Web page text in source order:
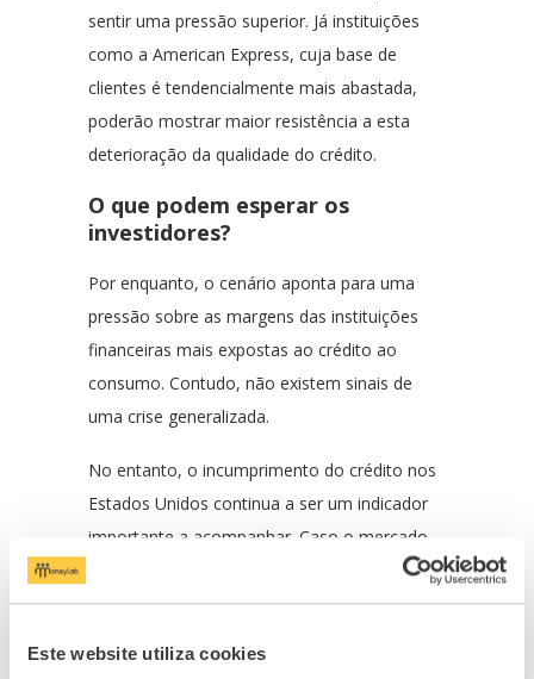
Este website utiliza cookies
sentir uma pressão superior. Já instituições
como a American Express, cuja base de
clientes é tendencialmente mais abastada,
poderão mostrar maior resistência a esta
deterioração da qualidade do crédito.
O que podem esperar os
investidores?
Por enquanto, o cenário aponta para uma
pressão sobre as margens das instituições
financeiras mais expostas ao crédito ao
consumo. Contudo, não existem sinais de
uma crise generalizada.
No entanto, o incumprimento do crédito nos
Estados Unidos continua a ser um indicador
importante a acompanhar. Caso o mercado
de trabalho americano comece a enfraquecer
e o desemprego aumente, os níveis de